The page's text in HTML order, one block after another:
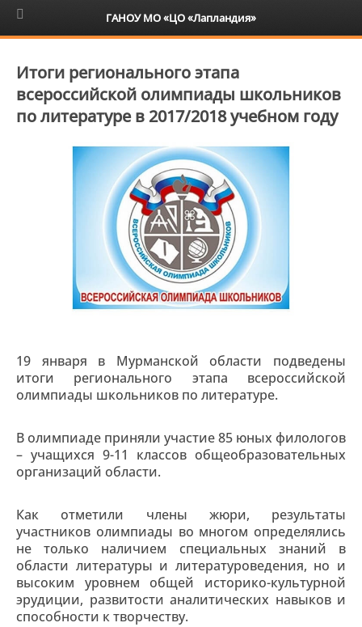
6+
Итоги регионального этапа
всероссийской олимпиады школьников
по литературе в 2017/2018 учебном году
19 января в Мурманской области подведены
итоги регионального этапа всероссийской
олимпиады школьников по литературе.
В олимпиаде приняли участие 85 юных филологов
– учащихся 9-11 классов общеобразовательных
организаций области.
Как отметили члены жюри, результаты
участников олимпиады во многом определялись
не только наличием специальных знаний в
области литературы и литературоведения, но и
высоким уровнем общей историко-культурной
эрудиции, развитости аналитических навыков и
способности к творчеству.
ГАНОУ МО «ЦО «Лапландия»